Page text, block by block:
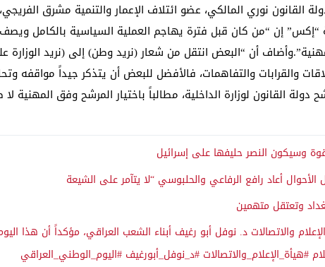
نوري المالكي، عضو ائتلاف الإعمار والتنمية مشرق
“إكس” إن “من كان قبل فترة يهاجم العملية السياسية بالكامل
أن “البعض انتقل من شعار (نريد وطن) إلى (نريد
والقرابات والتفاهمات، فالأفضل للبعض أن يتذكر جيداً
القانون لوزارة الداخلية، مطالباً باختيار المرشح وفق المهنية لا
وسيكون النصر حليفها على إسرائيل
أعاد رافع الرفاعي والحلبوسي “لا يتآمر على الشيعة
وتعتقل متهمين
والاتصالات د. نوفل أبو رغيف أبناء الشعب العراقي، مؤكداً أن هذا
#هيأة_الإعلام_والاتصالات #د_نوفل_أبورغيف #اليوم_الوطني_العراقي